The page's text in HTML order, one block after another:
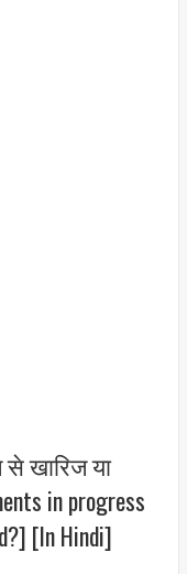
से खारिज या
in progress
[In Hindi]